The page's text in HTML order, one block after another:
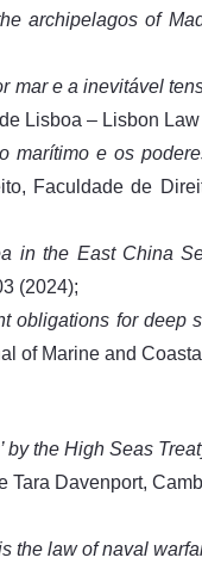
archipelagos of
mar e a inevitável
Lisboa – Lisbon
marítimo e os
Faculdade de
in the East China
(2024);
obligations for deep
of Marine and
by the High Seas
Tara Davenport,
the law of naval